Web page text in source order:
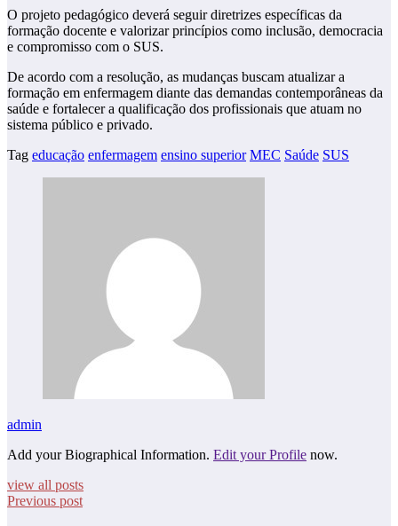
O projeto pedagógico deverá seguir diretrizes específicas da
formação docente e valorizar princípios como inclusão, democracia
e compromisso com o SUS.
De acordo com a resolução, as mudanças buscam atualizar a
formação em enfermagem diante das demandas contemporâneas da
saúde e fortalecer a qualificação dos profissionais que atuam no
sistema público e privado.
Tag educação enfermagem ensino superior MEC Saúde SUS
admin
Add your Biographical Information. Edit your Profile now.
view all posts
Previous post